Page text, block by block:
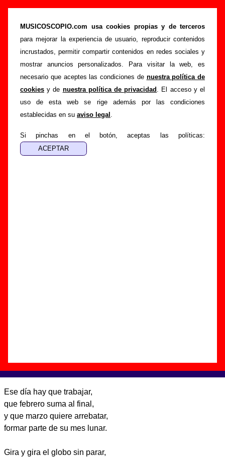
MUSICOSCOPIO.com usa cookies propias y de terceros
para mejorar la experiencia de usuario, reproducir contenidos
incrustados, permitir compartir contenidos en redes sociales y
mostrar anuncios personalizados. Para visitar la web, es
necesario que aceptes las condiciones de nuestra política de
cookies y de nuestra política de privacidad . El acceso y el
uso de esta web se rige además por las condiciones
establecidas en su aviso legal .
Si pinchas en el botón, aceptas las políticas:
“Año bisiesto”, canción de La Buena Vida
(Letra e información)
Portada >La Buena Vida > Canciones >Año bisiesto
Esta página pretende recopilar todo tipo de información
sobre lacanción "Año bisiesto" interpretada porLa Buena
Vida. Además de su letra, también aparecerá información
sobre el autor o los autores, sobre los discos en los que está
incluido este tema, sobre la grabación del mismo, sobre
tienes información adicional, puedes ayudar acompletar
esta información.
Ese día hay que trabajar,
que febrero suma al final,
y que marzo quiere arrebatar,
formar parte de su mes lunar.
Gira y gira el globo sin parar,